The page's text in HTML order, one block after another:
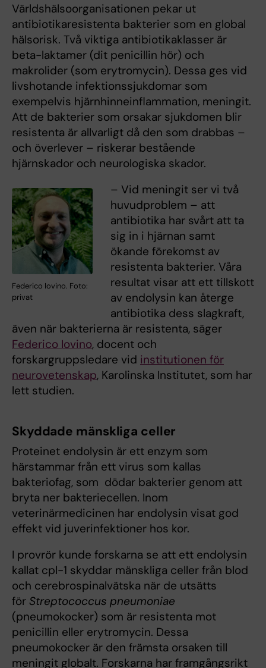
Världshälsoorganisationen pekar ut
antibiotikaresistenta bakterier som en global
hälsorisk. Två viktiga antibiotikaklasser är
beta-laktamer (dit penicillin hör) och
makrolider (som erytromycin). Dessa ges vid
livshotande infektionssjukdomar som
exempelvis hjärnhinneinflammation, meningit.
Att de bakterier som orsakar sjukdomen blir
resistenta är allvarligt då den som drabbas –
och överlever – riskerar bestående
hjärnskador och neurologiska skador.
Federico Iovino. Foto:
privat
– Vid meningit ser vi två
huvudproblem – att
antibiotika har svårt att ta
sig in i hjärnan samt
ökande förekomst av
resistenta bakterier. Våra
resultat visar att ett tillskott
av endolysin kan återge
antibiotika dess slagkraft,
även när bakterierna är resistenta, säger
Federico Iovino, docent och
forskargruppsledare vid institutionen för
neurovetenskap, Karolinska Institutet, som har
lett studien.
Skyddade mänskliga celler
Proteinet endolysin är ett enzym som
härstammar från ett virus som kallas
bakteriofag, som dödar bakterier genom att
bryta ner bakteriecellen. Inom
veterinärmedicinen har endolysin visat god
effekt vid juverinfektioner hos kor.
I provrör kunde forskarna se att ett endolysin
kallat cpl-1 skyddar mänskliga celler från blod
och cerebrospinalvätska när de utsätts
för Streptococcus pneumoniae
(pneumokocker) som är resistenta mot
penicillin eller erytromycin. Dessa
pneumokocker är den främsta orsaken till
meningit globalt. Forskarna har framgångsrikt